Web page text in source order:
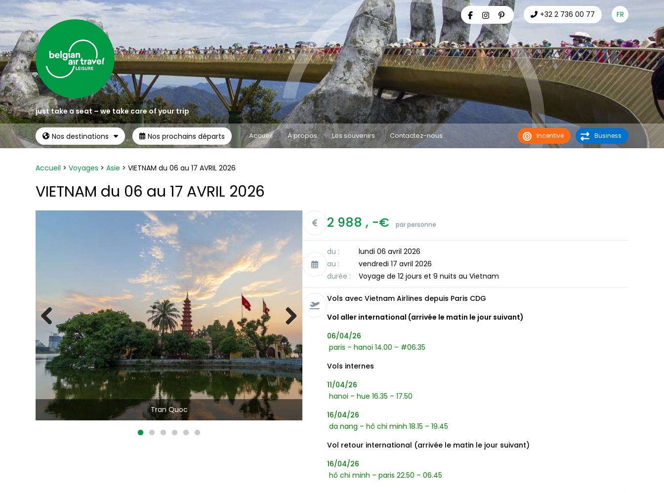
+32 2 736 00 77 FR
just take a seat – we take care of your trip
Nos destinations Nos prochains départs Accueil À propos Les souvenirs Contactez-nous Incentive Business
Accueil > Voyages > Asie > VIETNAM du 06 au 17 AVRIL 2026
VIETNAM du 06 au 17 AVRIL 2026
Tran Quoc
Previous Next
2 988 , -€ par personne
du :
lundi 06 avril 2026
au :
vendredi 17 avril 2026
durée :
Voyage de 12 jours et 9 nuits au Vietnam
Vols avec Vietnam Airlines depuis Paris CDG
Vol aller international (arrivée le matin le jour suivant)
06/04/26
paris – hanoi 14.00 – #06.35
Vols internes
11/04/26
hanoi – hue 16.35 – 17.50
16/04/26
da nang – hô chi minh 18.15 – 19.45
Vol retour international (arrivée le matin le jour suivant)
16/04/26
hô chi minh – paris 22.50 – 06.45